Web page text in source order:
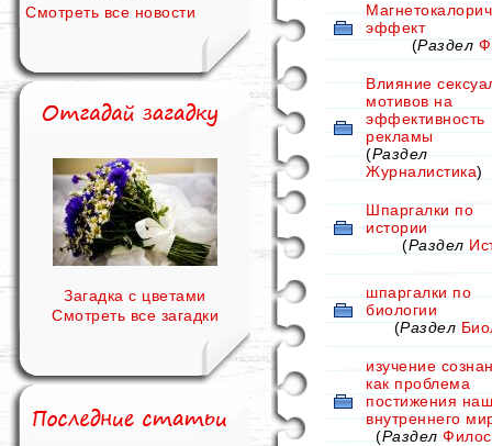
Смотреть все новости
Загадка с цветами
Смотреть все загадки
эффект
(Раздел
Влияние
мотивов на
эффективность
рекламы
(Раздел
Журналистика)
Шпаргалки по
истории
(Раздел
шпаргалки по
биологии
(Раздел
изучение
как проблема
постижения
внутреннего
(Раздел